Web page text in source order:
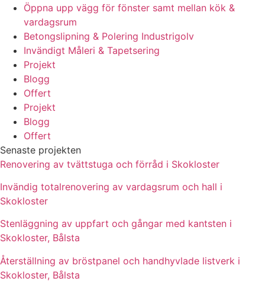
Öppna upp vägg för fönster samt mellan kök &
vardagsrum
Betongslipning & Polering Industrigolv
Invändigt Måleri & Tapetsering
Projekt
Blogg
Offert
Projekt
Blogg
Offert
Senaste projekten
Renovering av tvättstuga och förråd i Skokloster
Invändig totalrenovering av vardagsrum och hall i
Skokloster
Stenläggning av uppfart och gångar med kantsten i
Skokloster, Bålsta
Återställning av bröstpanel och handhyvlade listverk i
Skokloster, Bålsta